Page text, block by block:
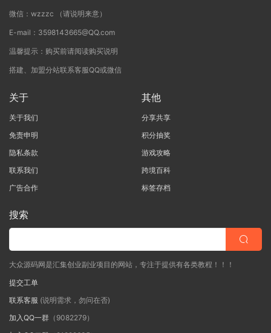
微信：wzzzc （请说明来意）
E-mail：3598143665@QQ.com
温馨提示：购买前请阅读购买说明
搭建、加盟分站联系客服QQ或微信
关于
关于我们
免责申明
隐私条款
联系我们
广告合作
其他
分享共享
积分抽奖
游戏攻略
跨境百科
标签存档
搜索
大众源码网是汇集创业副业项目的网站，专注于提供有各类教程！！！
提交工单
联系客服 (说明需求，勿问在否)
加入QQ一群 （9082279）